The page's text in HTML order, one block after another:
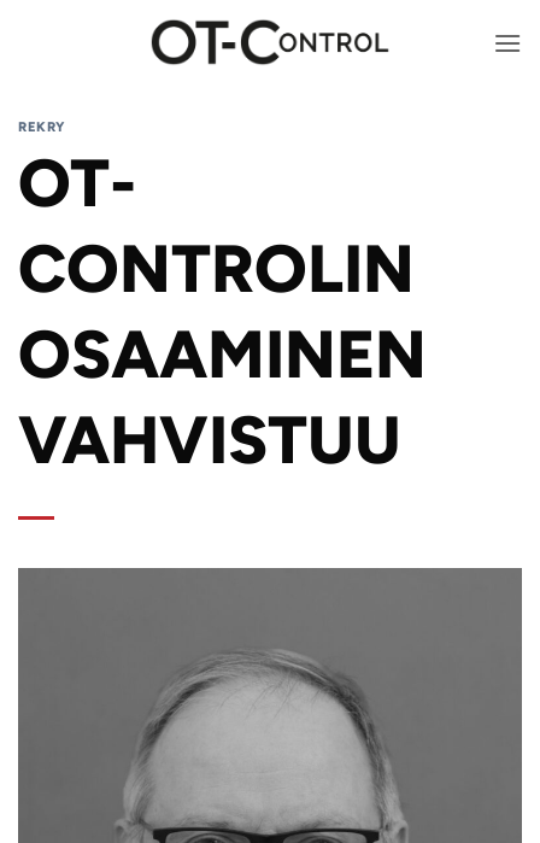
REKRY
OT-
CONTROLIN
OSAAMINEN
VAHVISTUU